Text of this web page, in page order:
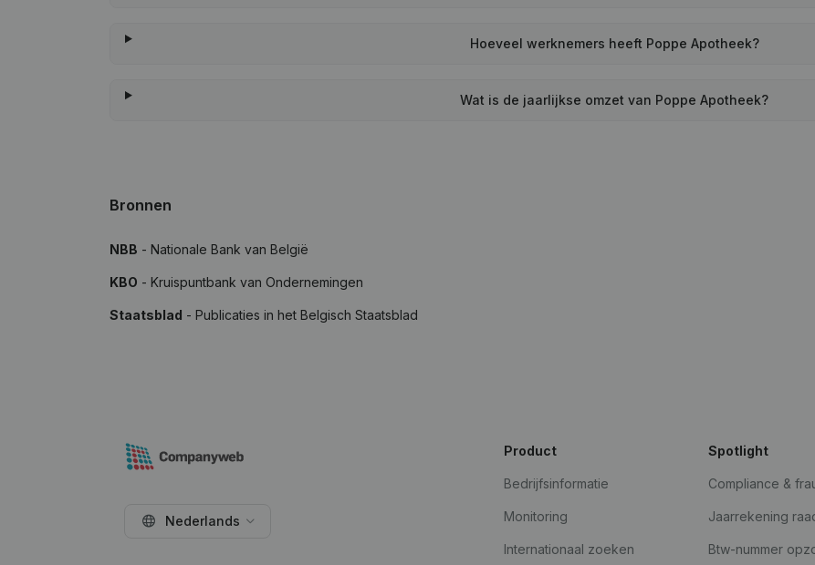
Hoeveel werknemers heeft Poppe Apotheek?
Wat is de jaarlijkse omzet van Poppe Apotheek?
Bronnen
NBB - Nationale Bank van België
KBO - Kruispuntbank van Ondernemingen
Staatsblad - Publicaties in het Belgisch Staatsblad
Nederlands
Product
Bedrijfsinformatie
Monitoring
Internationaal zoeken
Spotlight
Compliance &
Jaarrekening
Btw-nummer